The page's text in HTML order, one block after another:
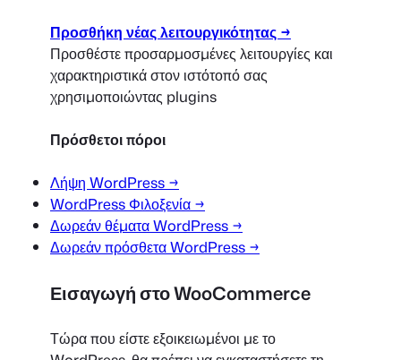
Προσθήκη νέας λειτουργικότητας →
Προσθέστε προσαρμοσμένες λειτουργίες και
χαρακτηριστικά στον ιστότοπό σας
χρησιμοποιώντας plugins
Πρόσθετοι πόροι
Λήψη WordPress →
WordPress Φιλοξενία →
Δωρεάν θέματα WordPress →
Δωρεάν πρόσθετα WordPress →
Εισαγωγή στο WooCommerce
Τώρα που είστε εξοικειωμένοι με το